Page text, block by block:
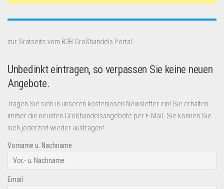
zur Sratseite vom B2B Großhandels Portal
Unbedinkt eintragen, so verpassen Sie keine neuen
Angebote.
Tragen Sie sich in unseren kostenlosen Newsletter ein! Sie erhalten
immer die neusten Großhandelsangebote per E-Mail. Sie können Sie
sich jederzeit wieder austragen!
Vorname u. Nachname
Email